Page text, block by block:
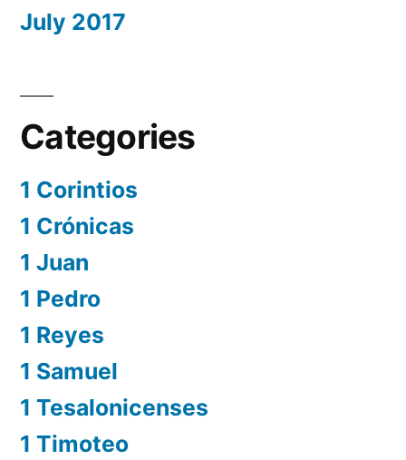
July 2017
Categories
1 Corintios
1 Crónicas
1 Juan
1 Pedro
1 Reyes
1 Samuel
1 Tesalonicenses
1 Timoteo